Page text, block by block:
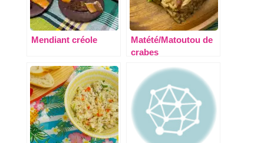
Mendiant créole
Matété/Matoutou de
crabes